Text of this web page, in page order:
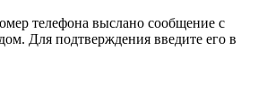
телефона выслано сообщение с
Для подтверждения введите его в